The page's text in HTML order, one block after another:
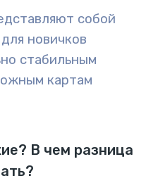
собой
новичков
стабильным
картам
В чем разница